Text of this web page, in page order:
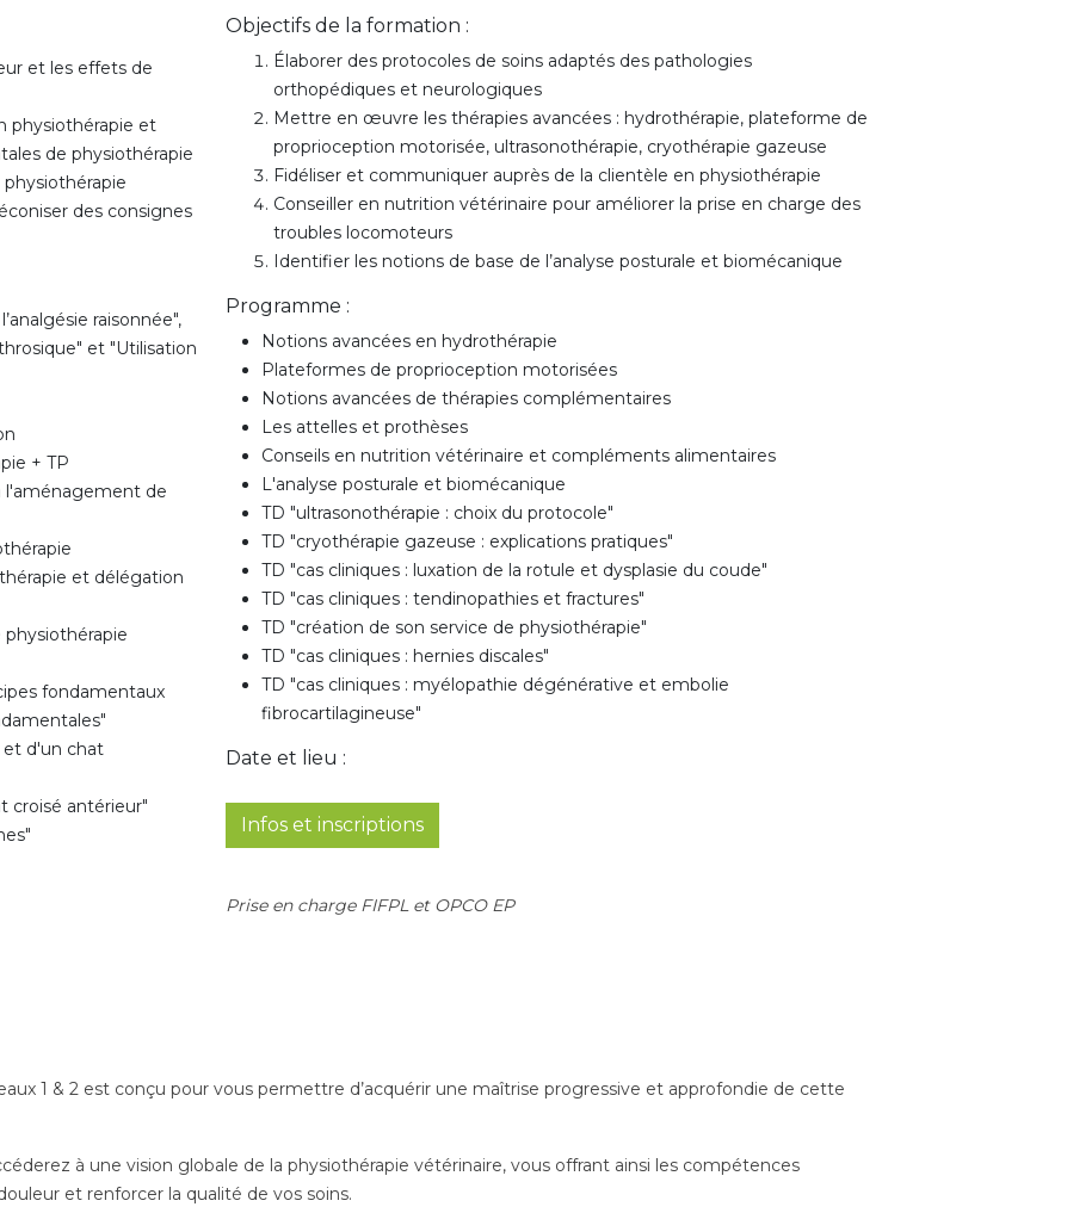
et les effets de
physiothérapie et
de physiothérapie
des consignes
raisonnée",
et "Utilisation
+ TP
l'aménagement de
et délégation
fondamentaux
et d'un chat
croisé antérieur"
Objectifs de la formation :
Élaborer des protocoles de soins adaptés des pathologies
orthopédiques et neurologiques
Mettre en œuvre les thérapies avancées : hydrothérapie, plateforme de
proprioception motorisée, ultrasonothérapie, cryothérapie gazeuse
Fidéliser et communiquer auprès de la clientèle en physiothérapie
Conseiller en nutrition vétérinaire pour améliorer la prise en charge des
troubles locomoteurs
Identifier les notions de base de l’analyse posturale et biomécanique
Programme :
Notions avancées en hydrothérapie
Plateformes de proprioception motorisées
Notions avancées de thérapies complémentaires
Les attelles et prothèses
Conseils en nutrition vétérinaire et compléments alimentaires
L'analyse posturale et biomécanique
TD "ultrasonothérapie : choix du protocole"
TD "cryothérapie gazeuse : explications pratiques"
TD "cas cliniques : luxation de la rotule et dysplasie du coude"
TD "cas cliniques : tendinopathies et fractures"
TD "création de son service de physiothérapie"
TD "cas cliniques : hernies discales"
TD "cas cliniques : myélopathie dégénérative et embolie
fibrocartilagineuse"
Date et lieu :
Infos et inscriptions
Prise en charge FIFPL et OPCO EP
1 & 2 est conçu pour vous permettre d’acquérir une maîtrise progressive et approfondie de cette
à une vision globale de la physiothérapie vétérinaire, vous offrant ainsi les compétences
et renforcer la qualité de vos soins.